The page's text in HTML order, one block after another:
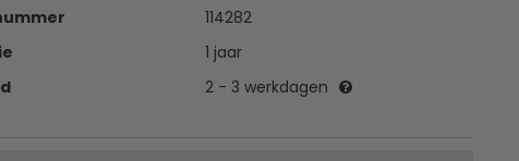
114282
1 jaar
2 - 3 werkdagen